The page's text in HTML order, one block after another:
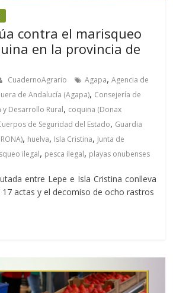
contra el marisqueo
en la provincia de
CuadernoAgrario Agapa,Agencia de
de Andalucía (Agapa), Consejería de
y Desarrollo Rural, coquina (Donax
de Seguridad del Estado, Guardia
, huelva, Isla Cristina, Junta de
ilegal, pesca ilegal, playas onubenses
entre Lepe e Isla Cristina conlleva
actas y el decomiso de ocho rastros